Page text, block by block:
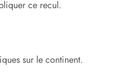
ce recul.
sur le continent.